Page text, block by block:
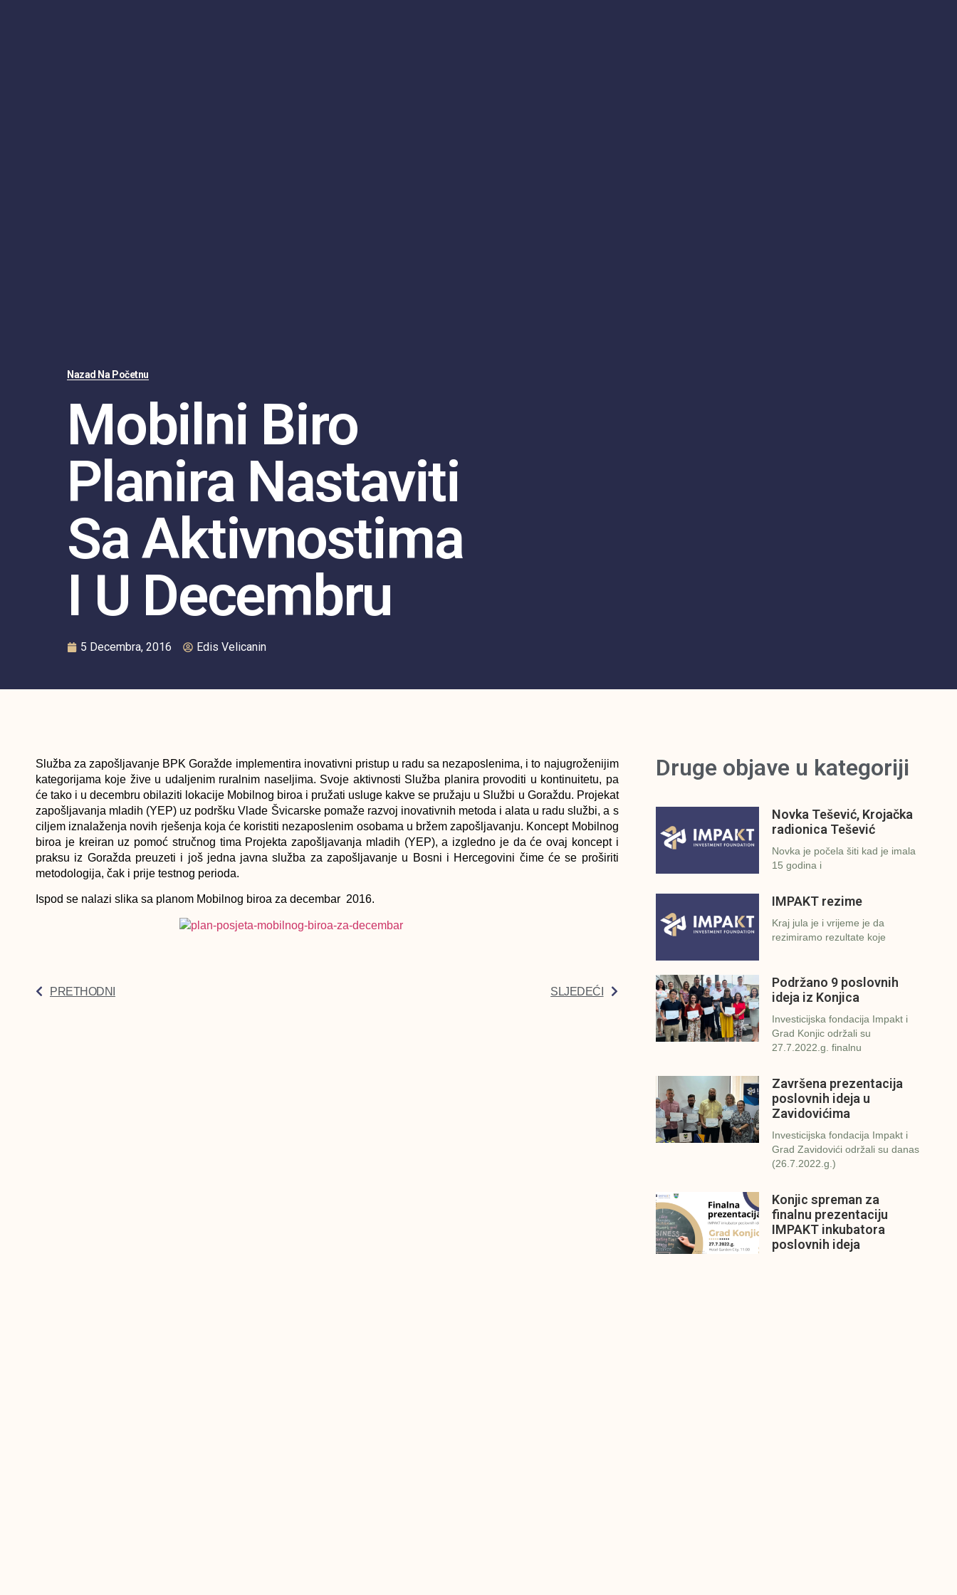
Nazad Na Početnu
Mobilni Biro
Planira Nastaviti
Sa Aktivnostima
I U Decembru
5 Decembra, 2016 Edis Velicanin
Služba za zapošljavanje BPK Goražde implementira inovativni pristup u radu sa nezaposlenima, i to najugroženijim
kategorijama koje žive u udaljenim ruralnim naseljima. Svoje aktivnosti Služba planira provoditi u kontinuitetu, pa
će tako i u decembru obilaziti lokacije Mobilnog biroa i pružati usluge kakve se pružaju u Službi u Goraždu. Projekat
zapošljavanja mladih (YEP) uz podršku Vlade Švicarske pomaže razvoj inovativnih metoda i alata u radu službi, a s
ciljem iznalaženja novih rješenja koja će koristiti nezaposlenim osobama u bržem zapošljavanju. Koncept Mobilnog
biroa je kreiran uz pomoć stručnog tima Projekta zapošljavanja mladih (YEP), a izgledno je da će ovaj koncept i
praksu iz Goražda preuzeti i još jedna javna služba za zapošljavanje u Bosni i Hercegovini čime će se proširiti
metodologija, čak i prije testnog perioda.
Ispod se nalazi slika sa planom Mobilnog biroa za decembar 2016.
PRETHODNI SLJEDEĆI
Druge objave u kategoriji
Novka Tešević, Krojačka
radionica Tešević
Novka je počela šiti kad je imala
15 godina i
IMPAKT rezime
Kraj jula je i vrijeme je da
rezimiramo rezultate koje
Podržano 9 poslovnih
ideja iz Konjica
Investicijska fondacija Impakt i
Grad Konjic održali su
27.7.2022.g. finalnu
Završena prezentacija
poslovnih ideja u
Zavidovićima
Investicijska fondacija Impakt i
Grad Zavidovići održali su danas
(26.7.2022.g.)
Konjic spreman za
finalnu prezentaciju
IMPAKT inkubatora
poslovnih ideja